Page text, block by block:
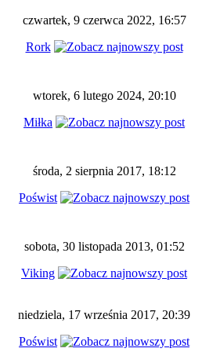
czwartek, 9 czerwca 2022, 16:57
Rork
wtorek, 6 lutego 2024, 20:10
Miłka
środa, 2 sierpnia 2017, 18:12
Poświst
sobota, 30 listopada 2013, 01:52
Viking
niedziela, 17 września 2017, 20:39
Poświst